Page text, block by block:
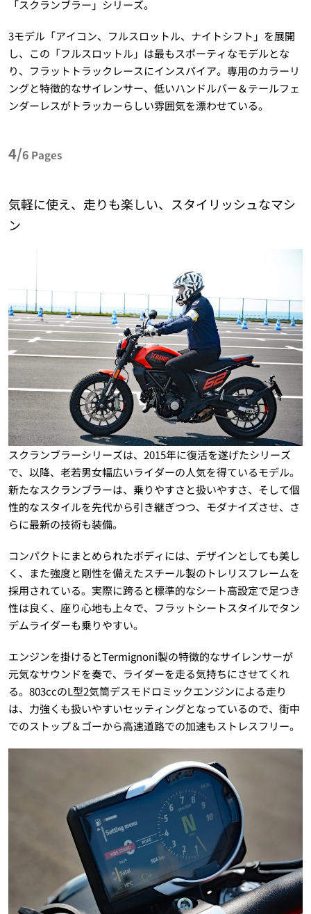
「スクランブラー」シリーズ。
3モデル「アイコン、フルスロットル、ナイトシフト」を展開
し、この「フルスロットル」は最もスポーティなモデルとな
り、フラットトラックレースにインスパイア。専用のカラーリ
ングと特徴的なサイレンサー、低いハンドルバー＆テールフェ
ンダーレスがトラッカーらしい雰囲気を漂わせている。
4/6 Pages
気軽に使え、走りも楽しい、スタイリッシュなマシ
ン
スクランブラーシリーズは、2015年に復活を遂げたシリーズ
で、以降、老若男女幅広いライダーの人気を得ているモデル。
新たなスクランブラーは、乗りやすさと扱いやすさ、そして個
性的なスタイルを先代から引き継ぎつつ、モダナイズさせ、さ
らに最新の技術も装備。
コンパクトにまとめられたボディには、デザインとしても美し
く、また強度と剛性を備えたスチール製のトレリスフレームを
採用されている。実際に跨ると標準的なシート高設定で足つき
性は良く、座り心地も上々で、フラットシートスタイルでタン
デムライダーも乗りやすい。
エンジンを掛けるとTermignoni製の特徴的なサイレンサーが
元気なサウンドを奏で、ライダーを走る気持ちにさせてくれ
る。803ccのL型2気筒デスモドロミックエンジンによる走り
は、力強くも扱いやすいセッティングとなっているので、街中
でのストップ＆ゴーから高速道路での加速もストレスフリー。